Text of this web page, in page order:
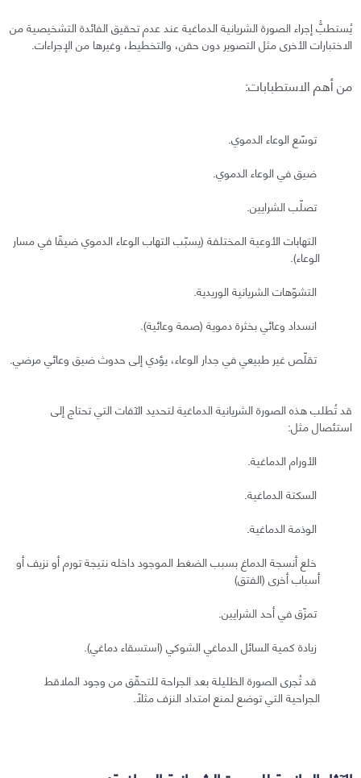
يُستطبُّ إجراء الصورة الشريانية الدماغية عند عدم تحقيق الفائدة التشخيصية من
الاختبارات الأخرى مثل التصوير دون حقن، والتخطيط، وغيرها من الإجراءات.
من أهم الاستطبابات:
توسّع الوعاء الدموي.
ضيق في الوعاء الدموي.
تصلّب الشرايين.
التهابات الأوعية المختلفة (يسبّب التهاب الوعاء الدموي ضيقًا في مسار
الوعاء).
التشوّهات الشريانية الوريدية.
انسداد وعائي بخثرة دموية (صمة وعائية).
تقلّص غير طبيعي في جدار الوعاء، يؤدي إلى حدوث ضيق وعائي مرضي.
قد تُطلب هذه الصورة الشريانية الدماغية لتحديد الآفات التي تحتاج إلى
استئصال مثل:
الأورام الدماغية.
السكتة الدماغية.
الوذمة الدماغية.
خلع أنسجة الدماغ بسبب الضغط الموجود داخله نتيجة تورم أو نزيف أو
أسباب أخرى (الفتق)
تمزّق في أحد الشرايين.
زيادة كمية السائل الدماغي الشوكي (استسقاء دماغي).
قد تُجرى الصورة الظليلة بعد الجراحة للتحقّق من وجود الملاقط
الجراحية التي توضع لمنع امتداد النزف مثلًا.